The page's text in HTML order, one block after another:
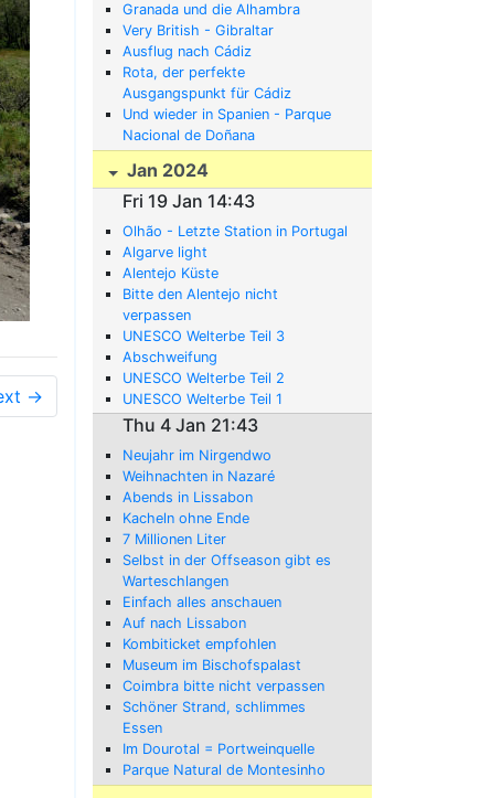
→
Granada und die Alhambra
Very British - Gibraltar
Ausflug nach Cádiz
Rota, der perfekte
Ausgangspunkt für Cádiz
Und wieder in Spanien - Parque
Nacional de Doñana
Jan 2024
Fri 19 Jan 14:43
Olhão - Letzte Station in Portugal
Algarve light
Alentejo Küste
Bitte den Alentejo nicht
verpassen
UNESCO Welterbe Teil 3
Abschweifung
UNESCO Welterbe Teil 2
UNESCO Welterbe Teil 1
Thu 4 Jan 21:43
Neujahr im Nirgendwo
Weihnachten in Nazaré
Abends in Lissabon
Kacheln ohne Ende
7 Millionen Liter
Selbst in der Offseason gibt es
Warteschlangen
Einfach alles anschauen
Auf nach Lissabon
Kombiticket empfohlen
Museum im Bischofspalast
Coimbra bitte nicht verpassen
Schöner Strand, schlimmes
Essen
Im Dourotal = Portweinquelle
Parque Natural de Montesinho